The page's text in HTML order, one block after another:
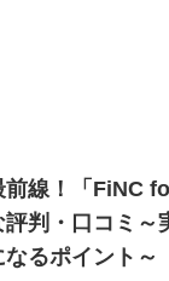
前線！「FiNC
判・口コミ～
るポイント～